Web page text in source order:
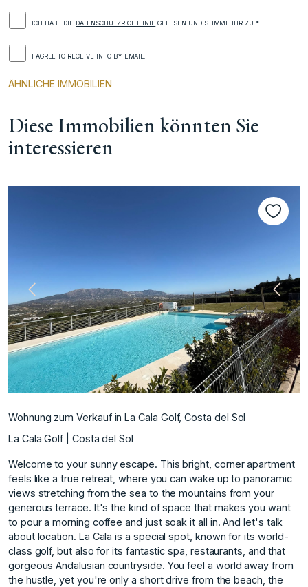
ICH HABE DIE DATENSCHUTZRICHTLINIE GELESEN UND STIMME IHR ZU.*
I AGREE TO RECEIVE INFO BY EMAIL.
ÄHNLICHE IMMOBILIEN
Diese Immobilien könnten Sie
interessieren
Vorherige
Wohnung zum Verkauf in La Cala Golf, Costa del Sol
La Cala Golf | Costa del Sol
Welcome to your sunny escape. This bright, corner apartment
feels like a true retreat, where you can wake up to panoramic
views stretching from the sea to the mountains from your
generous terrace. It's the kind of space that makes you want
to pour a morning coffee and just soak it all in. And let's talk
about location. La Cala is a special spot, known for its world-
class golf, but also for its fantastic spa, restaurants, and that
gorgeous Andalusian countryside. You feel a world away from
the hustle, yet you're only a short drive from the beach, the